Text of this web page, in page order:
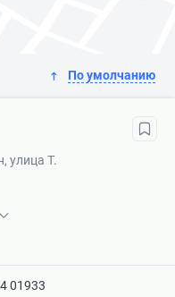
По умолчанию
улица Т.
01933